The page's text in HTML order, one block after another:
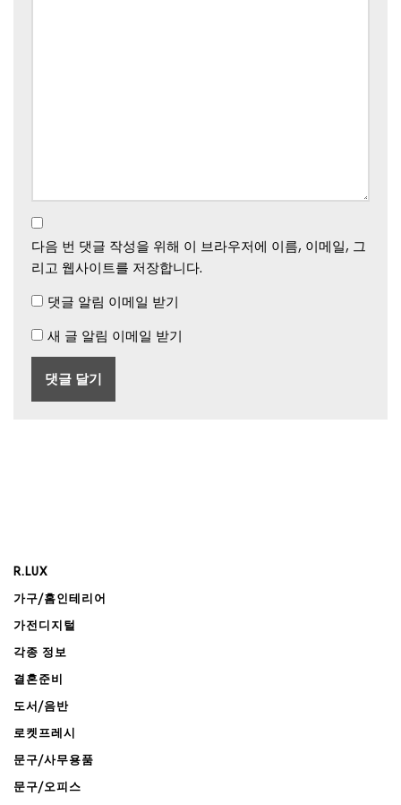
다음 번 댓글 작성을 위해 이 브라우저에 이름, 이메일, 그
리고 웹사이트를 저장합니다.
댓글 알림 이메일 받기
새 글 알림 이메일 받기
R.LUX
가구/홈인테리어
가전디지털
각종 정보
결혼준비
도서/음반
로켓프레시
문구/사무용품
문구/오피스